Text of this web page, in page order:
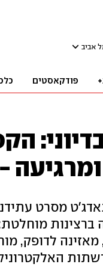
אביב
פודקאסטים
- ב-15
מסרט
ברצינות
מאזינה לדופק,